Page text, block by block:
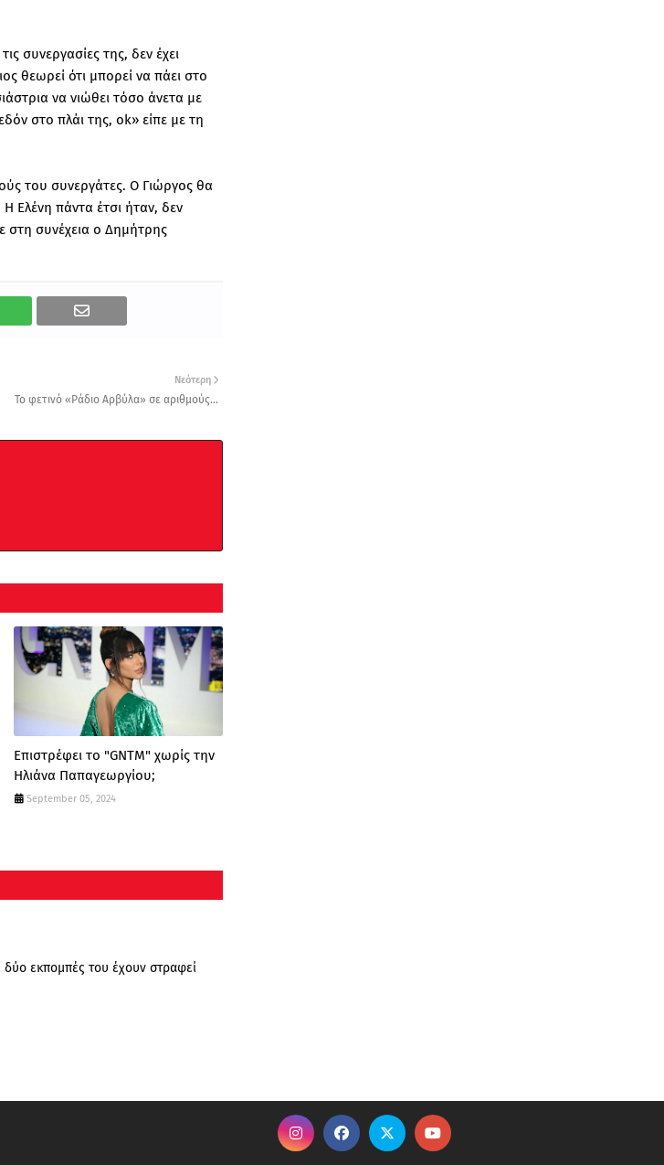
συνεργασίες της, δεν έχει
θεωρεί ότι μπορεί να πάει στο
να νιώθει τόσο άνετα με
στο πλάι της, ok» είπε με τη
του συνεργάτες. Ο Γιώργος θα
Ελένη πάντα έτσι ήταν, δεν
στη συνέχεια ο Δημήτρης
Νεότερη
Το φετινό «Ράδιο Αρβύλα» σε αριθμούς...
Επιστρέφει το "GNTM" χωρίς την
Ηλιάνα Παπαγεωργίου;
September 05, 2024
δύο εκπομπές του έχουν στραφεί